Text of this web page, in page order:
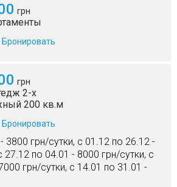
грн
Бронировать
грн
2-х
200 кв.м
Бронировать
3800 грн/сутки, c 01.12 по 26.12 -
27.12 по 04.01 - 8000 грн/сутки, c
грн/сутки, c 14.01 по 31.01 -